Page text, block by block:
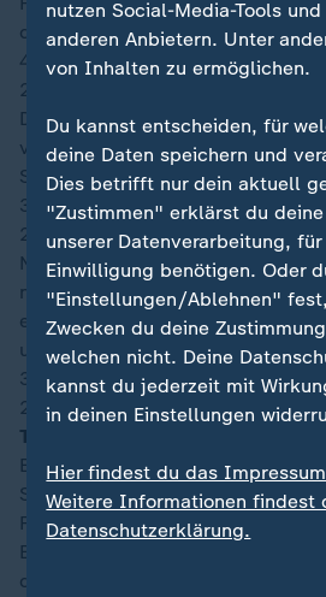
die Annahme, am Ende verpufft
41′
21:42
Die Spanier erarbeiten sich die
von links. Etwas glücklich
Schlager seine Hände an die
38′
21:39
Nun mal wieder Yamal. Der 18-
nach kurzem Dribbling aus
einem Rechtsschuss. Alexander
und fängt den Versuch.
36′
21:36
Tooor für Spanien, 1:0 durch
Einige Minuten später fällt dann
Spanier! Rodri passt aus dem
Flügel zu Cucurella, der schnell
Elfmeterpunkt gibt. Dort nimmt
dem linken Fuß direkt ab - und
nutzen Social-Media-Tools
anderen Anbietern. Unter
von Inhalten zu ermöglichen.
Du kannst entscheiden, für
deine Daten speichern und
Dies betrifft nur dein aktuell
"Zustimmen" erklärst du
unserer Datenverarbeitung,
Einwilligung benötigen. Oder
"Einstellungen/Ablehnen"
Zwecken du deine
welchen nicht. Deine
kannst du jederzeit mit
in deinen Einstellungen
Hier findest du das
Weitere Informationen findest
Datenschutzerklärung.